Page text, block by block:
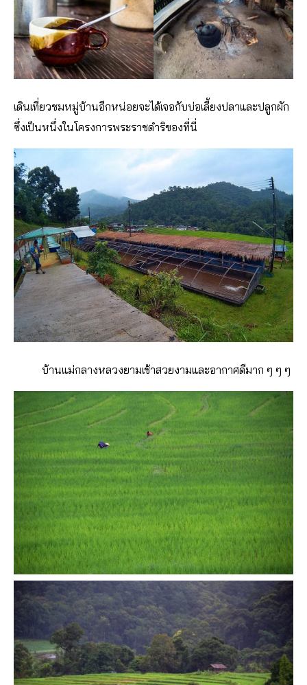
เดินเที่ยวชมหมู่บ้านอีกหน่อยจะได้เจอกับบ่อเลี้ยงปลาและปลูกผัก
ซึ่งเป็นหนึ่งในโครงการพระราชดำริของที่นี่
บ้านแม่กลางหลวงยามเช้าสวยงามและอากาศดีมาก ๆ ๆ ๆ